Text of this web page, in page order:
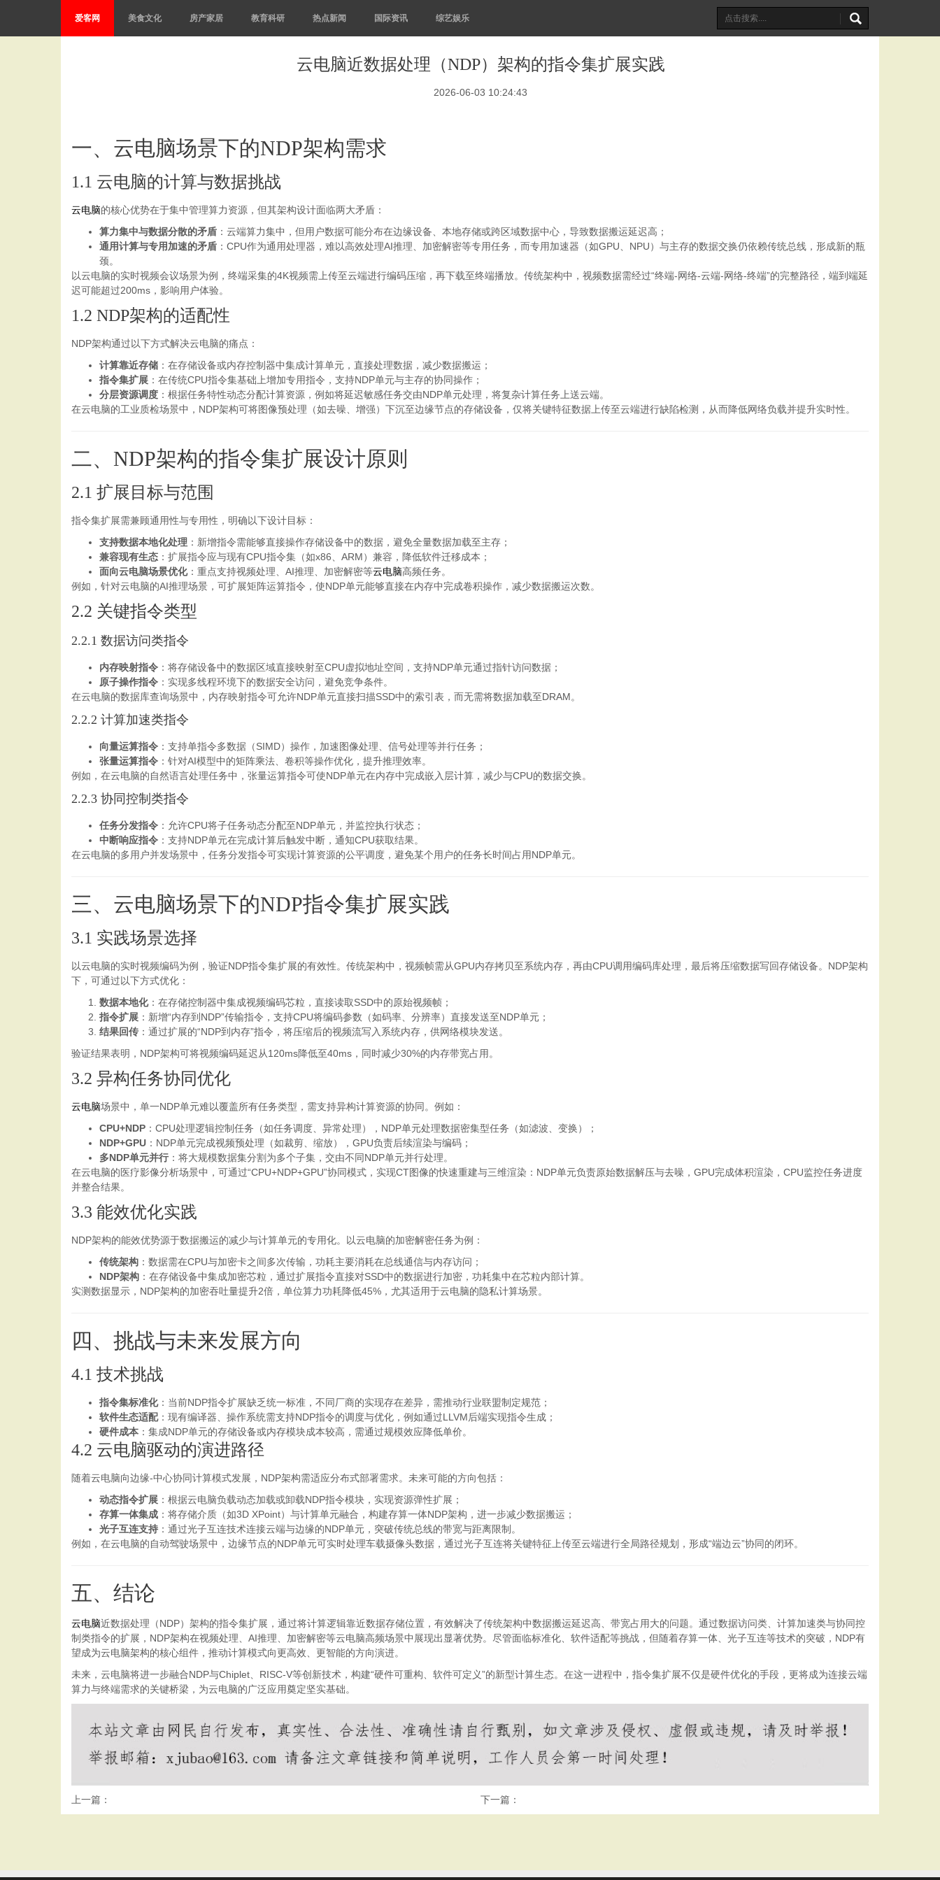
爱客网 美食文化 房产家居 教育科研 热点新闻 国际资讯 综艺娱乐
云电脑近数据处理（NDP）架构的指令集扩展实践
2026-06-03 10:24:43
一、云电脑场景下的NDP架构需求
1.1 云电脑的计算与数据挑战
云电脑的核心优势在于集中管理算力资源，但其架构设计面临两大矛盾：
算力集中与数据分散的矛盾 ：云端算力集中，但用户数据可能分布在边缘设备、本地存储或跨区域数据中心，导致数据搬运延迟高；
通用计算与专用加速的矛盾 ：CPU作为通用处理器，难以高效处理AI推理、加密解密等专用任务，而专用加速器（如GPU、NPU）与主存的数据交换仍依赖传统总线，形成新的瓶
颈。
以云电脑的实时视频会议场景为例，终端采集的4K视频需上传至云端进行编码压缩，再下载至终端播放。传统架构中，视频数据需经过“终端-网络-云端-网络-终端”的完整路径，端到端延
迟可能超过200ms，影响用户体验。
1.2 NDP架构的适配性
NDP架构通过以下方式解决云电脑的痛点：
计算靠近存储 ：在存储设备或内存控制器中集成计算单元，直接处理数据，减少数据搬运；
指令集扩展 ：在传统CPU指令集基础上增加专用指令，支持NDP单元与主存的协同操作；
分层资源调度 ：根据任务特性动态分配计算资源，例如将延迟敏感任务交由NDP单元处理，将复杂计算任务上送云端。
在云电脑的工业质检场景中，NDP架构可将图像预处理（如去噪、增强）下沉至边缘节点的存储设备，仅将关键特征数据上传至云端进行缺陷检测，从而降低网络负载并提升实时性。
二、NDP架构的指令集扩展设计原则
2.1 扩展目标与范围
指令集扩展需兼顾通用性与专用性，明确以下设计目标：
支持数据本地化处理 ：新增指令需能够直接操作存储设备中的数据，避免全量数据加载至主存；
兼容现有生态 ：扩展指令应与现有CPU指令集（如x86、ARM）兼容，降低软件迁移成本；
面向云电脑场景优化：重点支持视频处理、AI推理、加密解密等云电脑高频任务。
例如，针对云电脑的AI推理场景，可扩展矩阵运算指令，使NDP单元能够直接在内存中完成卷积操作，减少数据搬运次数。
2.2 关键指令类型
2.2.1 数据访问类指令
内存映射指令 ：将存储设备中的数据区域直接映射至CPU虚拟地址空间，支持NDP单元通过指针访问数据；
原子操作指令 ：实现多线程环境下的数据安全访问，避免竞争条件。
在云电脑的数据库查询场景中，内存映射指令可允许NDP单元直接扫描SSD中的索引表，而无需将数据加载至DRAM。
2.2.2 计算加速类指令
向量运算指令 ：支持单指令多数据（SIMD）操作，加速图像处理、信号处理等并行任务；
张量运算指令 ：针对AI模型中的矩阵乘法、卷积等操作优化，提升推理效率。
例如，在云电脑的自然语言处理任务中，张量运算指令可使NDP单元在内存中完成嵌入层计算，减少与CPU的数据交换。
2.2.3 协同控制类指令
任务分发指令 ：允许CPU将子任务动态分配至NDP单元，并监控执行状态；
中断响应指令 ：支持NDP单元在完成计算后触发中断，通知CPU获取结果。
在云电脑的多用户并发场景中，任务分发指令可实现计算资源的公平调度，避免某个用户的任务长时间占用NDP单元。
三、云电脑场景下的NDP指令集扩展实践
3.1 实践场景选择
以云电脑的实时视频编码为例，验证NDP指令集扩展的有效性。传统架构中，视频帧需从GPU内存拷贝至系统内存，再由CPU调用编码库处理，最后将压缩数据写回存储设备。NDP架构
下，可通过以下方式优化：
数据本地化：在存储控制器中集成视频编码芯粒，直接读取SSD中的原始视频帧；
指令扩展 ：新增“内存到NDP”传输指令，支持CPU将编码参数（如码率、分辨率）直接发送至NDP单元；
结果回传 ：通过扩展的“NDP到内存”指令，将压缩后的视频流写入系统内存，供网络模块发送。
验证结果表明，NDP架构可将视频编码延迟从120ms降低至40ms，同时减少30%的内存带宽占用。
3.2 异构任务协同优化
云电脑场景中，单一NDP单元难以覆盖所有任务类型，需支持异构计算资源的协同。例如：
CPU+NDP ：CPU处理逻辑控制任务（如任务调度、异常处理），NDP单元处理数据密集型任务（如滤波、变换）；
NDP+GPU ：NDP单元完成视频预处理（如裁剪、缩放），GPU负责后续渲染与编码；
多NDP单元并行 ：将大规模数据集分割为多个子集，交由不同NDP单元并行处理。
在云电脑的医疗影像分析场景中，可通过“CPU+NDP+GPU”协同模式，实现CT图像的快速重建与三维渲染：NDP单元负责原始数据解压与去噪，GPU完成体积渲染，CPU监控任务进度
并整合结果。
3.3 能效优化实践
NDP架构的能效优势源于数据搬运的减少与计算单元的专用化。以云电脑的加密解密任务为例：
传统架构 ：数据需在CPU与加密卡之间多次传输，功耗主要消耗在总线通信与内存访问；
NDP架构 ：在存储设备中集成加密芯粒，通过扩展指令直接对SSD中的数据进行加密，功耗集中在芯粒内部计算。
实测数据显示，NDP架构的加密吞吐量提升2倍，单位算力功耗降低45%，尤其适用于云电脑的隐私计算场景。
四、挑战与未来发展方向
4.1 技术挑战
指令集标准化：当前NDP指令扩展缺乏统一标准，不同厂商的实现存在差异，需推动行业联盟制定规范；
软件生态适配：现有编译器、操作系统需支持NDP指令的调度与优化，例如通过LLVM后端实现指令生成；
硬件成本 ：集成NDP单元的存储设备或内存模块成本较高，需通过规模效应降低单价。
4.2 云电脑驱动的演进路径
随着云电脑向边缘-中心协同计算模式发展，NDP架构需适应分布式部署需求。未来可能的方向包括：
动态指令扩展 ：根据云电脑负载动态加载或卸载NDP指令模块，实现资源弹性扩展；
存算一体集成 ：将存储介质（如3D XPoint）与计算单元融合，构建存算一体NDP架构，进一步减少数据搬运；
光子互连支持 ：通过光子互连技术连接云端与边缘的NDP单元，突破传统总线的带宽与距离限制。
例如，在云电脑的自动驾驶场景中，边缘节点的NDP单元可实时处理车载摄像头数据，通过光子互连将关键特征上传至云端进行全局路径规划，形成“端边云”协同的闭环。
五、结论
云电脑近数据处理（NDP）架构的指令集扩展，通过将计算逻辑靠近数据存储位置，有效解决了传统架构中数据搬运延迟高、带宽占用大的问题。通过数据访问类、计算加速类与协同控
制类指令的扩展，NDP架构在视频处理、AI推理、加密解密等云电脑高频场景中展现出显著优势。尽管面临标准化、软件适配等挑战，但随着存算一体、光子互连等技术的突破，NDP有
望成为云电脑架构的核心组件，推动计算模式向更高效、更智能的方向演进。
未来，云电脑将进一步融合NDP与Chiplet、RISC-V等创新技术，构建“硬件可重构、软件可定义”的新型计算生态。在这一进程中，指令集扩展不仅是硬件优化的手段，更将成为连接云端
算力与终端需求的关键桥梁，为云电脑的广泛应用奠定坚实基础。
上一篇： 下一篇：